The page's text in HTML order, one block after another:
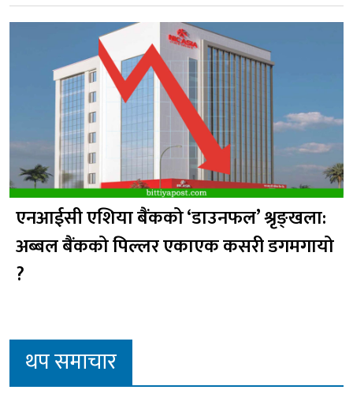
एनआईसी एशिया बैंकको ‘डाउनफल’ श्रृङ्खला:
अब्बल बैंकको पिल्लर एकाएक कसरी डगमगायो
?
थप समाचार